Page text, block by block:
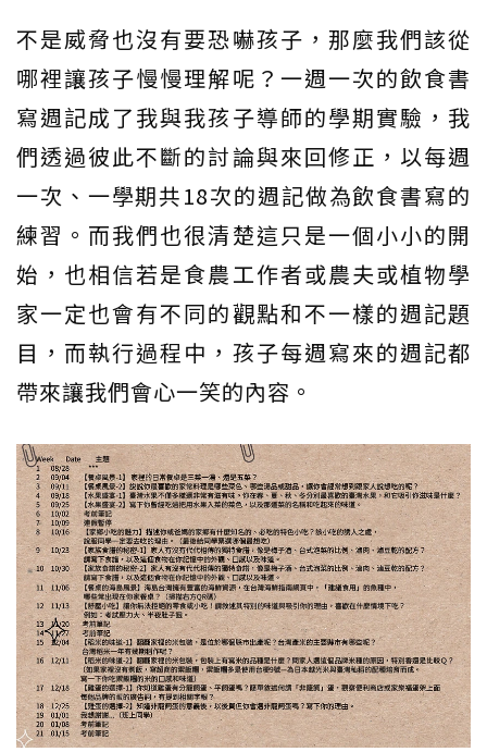
不是威脅也沒有要恐嚇孩子，那麼我們該從
哪裡讓孩子慢慢理解呢？一週一次的飲食書
寫週記成了我與我孩子導師的學期實驗，我
們透過彼此不斷的討論與來回修正，以每週
一次、一學期共18次的週記做為飲食書寫的
練習。而我們也很清楚這只是一個小小的開
始，也相信若是食農工作者或農夫或植物學
家一定也會有不同的觀點和不一樣的週記題
目，而執行過程中，孩子每週寫來的週記都
帶來讓我們會心一笑的內容。